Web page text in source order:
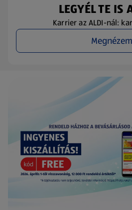
LEGYÉL TE IS
Karrier az ALDI-nál:
Megnézem